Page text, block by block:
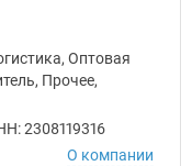
Оптовая
Прочее,
2308119316
О компании